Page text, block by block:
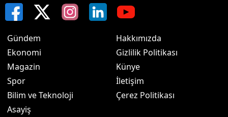
Gündem
Ekonomi
Magazin
Spor
Bilim ve Teknoloji
Asayiş
Hakkımızda
Gizlilik Politikası
Künye
İletişim
Çerez Politikası